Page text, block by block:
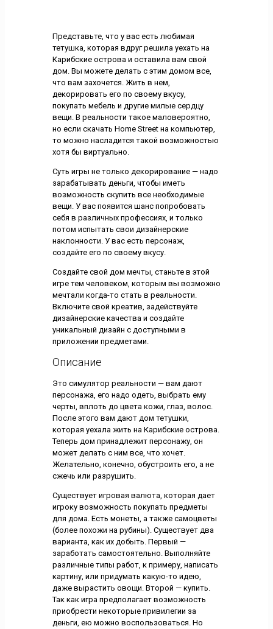
Представьте, что у вас есть любимая
тетушка, которая вдруг решила уехать на
Карибские острова и оставила вам свой
дом. Вы можете делать с этим домом все,
что вам захочется. Жить в нем,
декорировать его по своему вкусу,
покупать мебель и другие милые сердцу
вещи. В реальности такое маловероятно,
но если скачать Home Street на компьютер,
то можно насладится такой возможностью
хотя бы виртуально.
Суть игры не только декорирование — надо
зарабатывать деньги, чтобы иметь
возможность скупить все необходимые
вещи. У вас появится шанс попробовать
себя в различных профессиях, и только
потом испытать свои дизайнерские
наклонности. У вас есть персонаж,
создайте его по своему вкусу.
Создайте свой дом мечты, станьте в этой
игре тем человеком, которым вы возможно
мечтали когда-то стать в реальности.
Включите свой креатив, задействуйте
дизайнерские качества и создайте
уникальный дизайн с доступными в
приложении предметами.
Описание
Это симулятор реальности — вам дают
персонажа, его надо одеть, выбрать ему
черты, вплоть до цвета кожи, глаз, волос.
После этого вам дают дом тетушки,
которая уехала жить на Карибские острова.
Теперь дом принадлежит персонажу, он
может делать с ним все, что хочет.
Желательно, конечно, обустроить его, а не
сжечь или разрушить.
Существует игровая валюта, которая дает
игроку возможность покупать предметы
для дома. Есть монеты, а также самоцветы
(более похожи на рубины). Существует два
варианта, как их добыть. Первый —
заработать самостоятельно. Выполняйте
различные типы работ, к примеру, написать
картину, или придумать какую-то идею,
даже вырастить овощи. Второй — купить.
Так как игра предполагает возможность
приобрести некоторые привилегии за
деньги, ею можно воспользоваться. Но